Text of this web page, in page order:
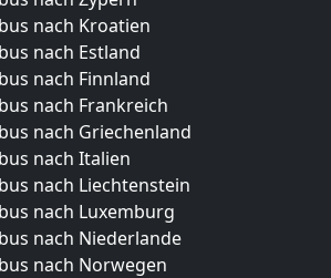
nach Kroatien
nach Estland
nach Finnland
nach Frankreich
nach Griechenland
nach Italien
nach Liechtenstein
nach Luxemburg
nach Niederlande
nach Norwegen